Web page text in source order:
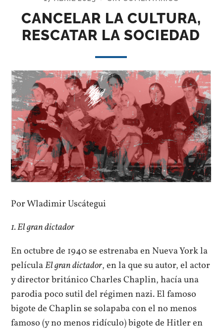
CANCELAR LA CULTURA,
RESCATAR LA SOCIEDAD
Por Wladimir Uscátegui
1. El gran dictador
En octubre de 1940 se estrenaba en Nueva York la
películaEl gran dictador, en la que su autor, el actor
y director británico Charles Chaplin, hacía una
parodia poco sutil del régimen nazi. El famoso
bigote de Chaplin se solapaba con el no menos
famoso (y no menos ridículo) bigote de Hitler en